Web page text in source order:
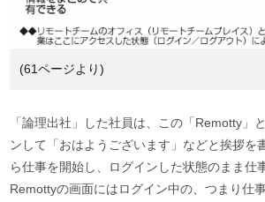
(61ページより)
「論理出社」した社員は、この「Remotty」
ンして「おはようございます」などと挨拶を
ら仕事を開始し、ログインした状態のまま仕
Remottyの画面にはログイン中の、つまり仕